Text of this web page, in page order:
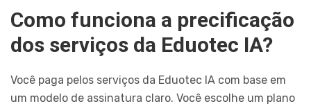
Como funciona a precificação
dos serviços da Eduotec IA?
Você paga pelos serviços da Eduotec IA com base em
um modelo de assinatura claro. Você escolhe um plano